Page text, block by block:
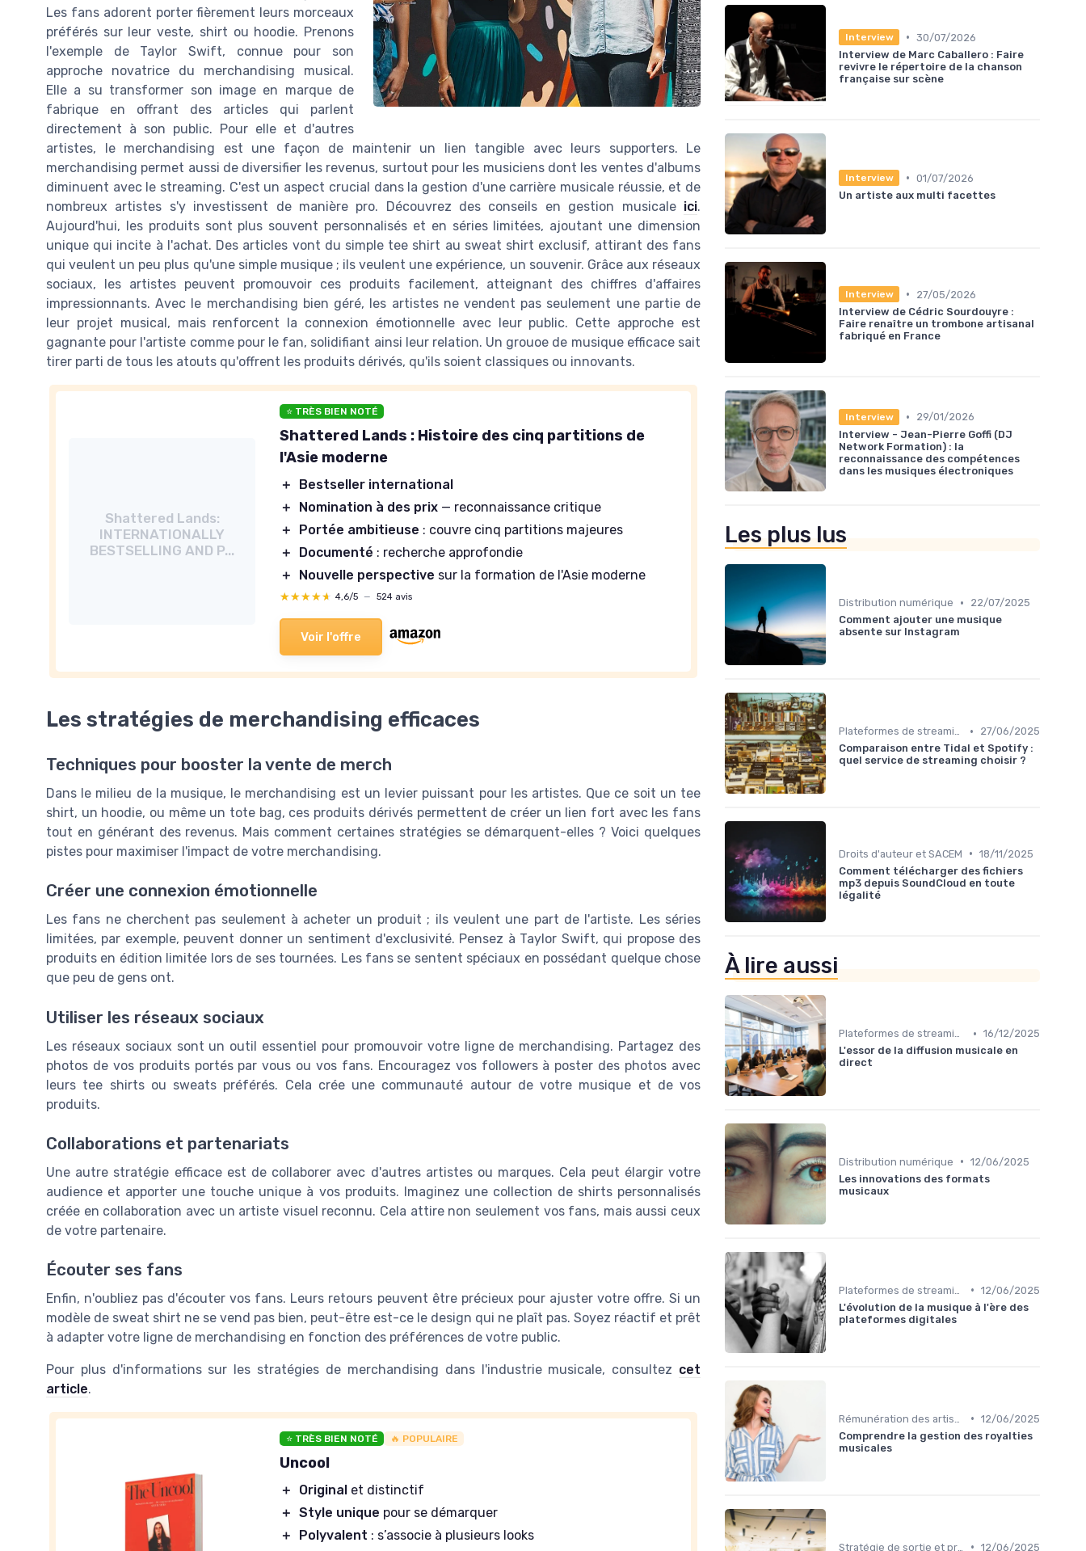
Les fans adorent porter fièrement leurs morceaux
préférés sur leur veste, shirt ou hoodie. Prenons
l'exemple de Taylor Swift, connue pour son
approche novatrice du merchandising musical.
Elle a su transformer son image en marque de
fabrique en offrant des articles qui parlent
directement à son public. Pour elle et d'autres
artistes, le merchandising est une façon de maintenir un lien tangible avec leurs supporters. Le
merchandising permet aussi de diversifier les revenus, surtout pour les musiciens dont les ventes d'albums
diminuent avec le streaming. C'est un aspect crucial dans la gestion d'une carrière musicale réussie, et de
nombreux artistes s'y investissent de manière pro. Découvrez des conseils en gestion musicale ici.
Aujourd'hui, les produits sont plus souvent personnalisés et en séries limitées, ajoutant une dimension
unique qui incite à l'achat. Des articles vont du simple tee shirt au sweat shirt exclusif, attirant des fans
qui veulent un peu plus qu'une simple musique ; ils veulent une expérience, un souvenir. Grâce aux réseaux
sociaux, les artistes peuvent promouvoir ces produits facilement, atteignant des chiffres d'affaires
impressionnants. Avec le merchandising bien géré, les artistes ne vendent pas seulement une partie de
leur projet musical, mais renforcent la connexion émotionnelle avec leur public. Cette approche est
gagnante pour l'artiste comme pour le fan, solidifiant ainsi leur relation. Un grouoe de musique efficace sait
tirer parti de tous les atouts qu'offrent les produits dérivés, qu'ils soient classiques ou innovants.
Shattered Lands:
INTERNATIONALLY
BESTSELLING AND P...
⭐ TRÈS BIEN NOTÉ
Shattered Lands : Histoire des cinq partitions de
l'Asie moderne
＋
Bestseller international
＋
Nomination à des prix — reconnaissance critique
＋
Portée ambitieuse : couvre cinq partitions majeures
＋
Documenté : recherche approfondie
＋
Nouvelle perspective sur la formation de l'Asie moderne
★★★★★
★★★★★ 4,6/5 — 524 avis
Voir l'offre
Les stratégies de merchandising efficaces
Techniques pour booster la vente de merch
Dans le milieu de la musique, le merchandising est un levier puissant pour les artistes. Que ce soit un tee
shirt, un hoodie, ou même un tote bag, ces produits dérivés permettent de créer un lien fort avec les fans
tout en générant des revenus. Mais comment certaines stratégies se démarquent-elles ? Voici quelques
pistes pour maximiser l'impact de votre merchandising.
Créer une connexion émotionnelle
Les fans ne cherchent pas seulement à acheter un produit ; ils veulent une part de l'artiste. Les séries
limitées, par exemple, peuvent donner un sentiment d'exclusivité. Pensez à Taylor Swift, qui propose des
produits en édition limitée lors de ses tournées. Les fans se sentent spéciaux en possédant quelque chose
que peu de gens ont.
Utiliser les réseaux sociaux
Les réseaux sociaux sont un outil essentiel pour promouvoir votre ligne de merchandising. Partagez des
photos de vos produits portés par vous ou vos fans. Encouragez vos followers à poster des photos avec
leurs tee shirts ou sweats préférés. Cela crée une communauté autour de votre musique et de vos
produits.
Collaborations et partenariats
Une autre stratégie efficace est de collaborer avec d'autres artistes ou marques. Cela peut élargir votre
audience et apporter une touche unique à vos produits. Imaginez une collection de shirts personnalisés
créée en collaboration avec un artiste visuel reconnu. Cela attire non seulement vos fans, mais aussi ceux
de votre partenaire.
Écouter ses fans
Enfin, n'oubliez pas d'écouter vos fans. Leurs retours peuvent être précieux pour ajuster votre offre. Si un
modèle de sweat shirt ne se vend pas bien, peut-être est-ce le design qui ne plaît pas. Soyez réactif et prêt
à adapter votre ligne de merchandising en fonction des préférences de votre public.
Pour plus d'informations sur les stratégies de merchandising dans l'industrie musicale, consultez cet
article.
⭐ TRÈS BIEN NOTÉ 🔥 POPULAIRE
Uncool
＋ Original et distinctif
＋ Style unique pour se démarquer
＋
Polyvalent : s’associe à plusieurs looks
Interview • 30/07/2026
Interview de Marc Caballero : Faire
revivre le répertoire de la chanson
française sur scène
Interview • 01/07/2026
Un artiste aux multi facettes
Interview •
27/05/2026
Interview de Cédric Sourdouyre :
Faire renaître un trombone artisanal
fabriqué en France
Interview •
29/01/2026
Interview - Jean-Pierre Goffi (DJ
Network Formation) : la
reconnaissance des compétences
dans les musiques électroniques
Les plus lus
Distribution numérique •
22/07/2025
Comment ajouter une musique
absente sur Instagram
Plateformes de streaming •
27/06/2025
Comparaison entre Tidal et Spotify :
quel service de streaming choisir ?
Droits d'auteur et SACEM • 18/11/2025
Comment télécharger des fichiers
mp3 depuis SoundCloud en toute
légalité
À lire aussi
Plateformes de streaming • 16/12/2025
L'essor de la diffusion musicale en
direct
Distribution numérique • 12/06/2025
Les innovations des formats
musicaux
• 12/06/2025
L'évolution de la musique à l'ère des
plateformes digitales
• 12/06/2025
Comprendre la gestion des royalties
musicales
• 12/06/2025